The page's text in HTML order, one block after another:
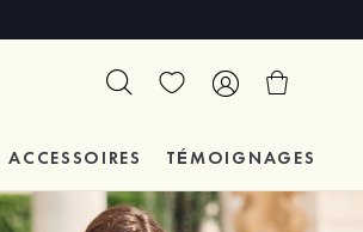
ACCESSOIRES TÉMOIGNAGES